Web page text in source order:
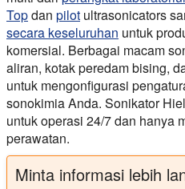
Topdan pilot ultrasonicators
secara keseluruhan untuk
komersial. Berbagai macam
aliran, kotak peredam bising,
untuk mengonfigurasi
sonokimia Anda. Sonikator
untuk operasi 24/7 dan hanya
perawatan.
Minta informasi lebih